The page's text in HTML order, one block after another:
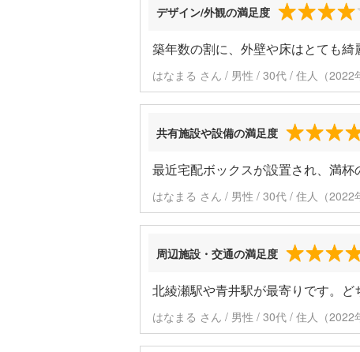
デザイン/外観の満足度
築年数の割に、外壁や床はとても綺
はなまる さん / 男性 / 30代 / 住人（2022
共有施設や設備の満足度
最近宅配ボックスが設置され、満杯
はなまる さん / 男性 / 30代 / 住人（2022
周辺施設・交通の満足度
北綾瀬駅や青井駅が最寄りです。ど
はなまる さん / 男性 / 30代 / 住人（2022